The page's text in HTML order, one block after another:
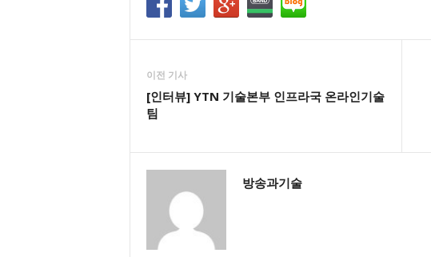
이전 기사
[인터뷰] YTN 기술본부 인프라국 온라인기술
팀
방송과기술